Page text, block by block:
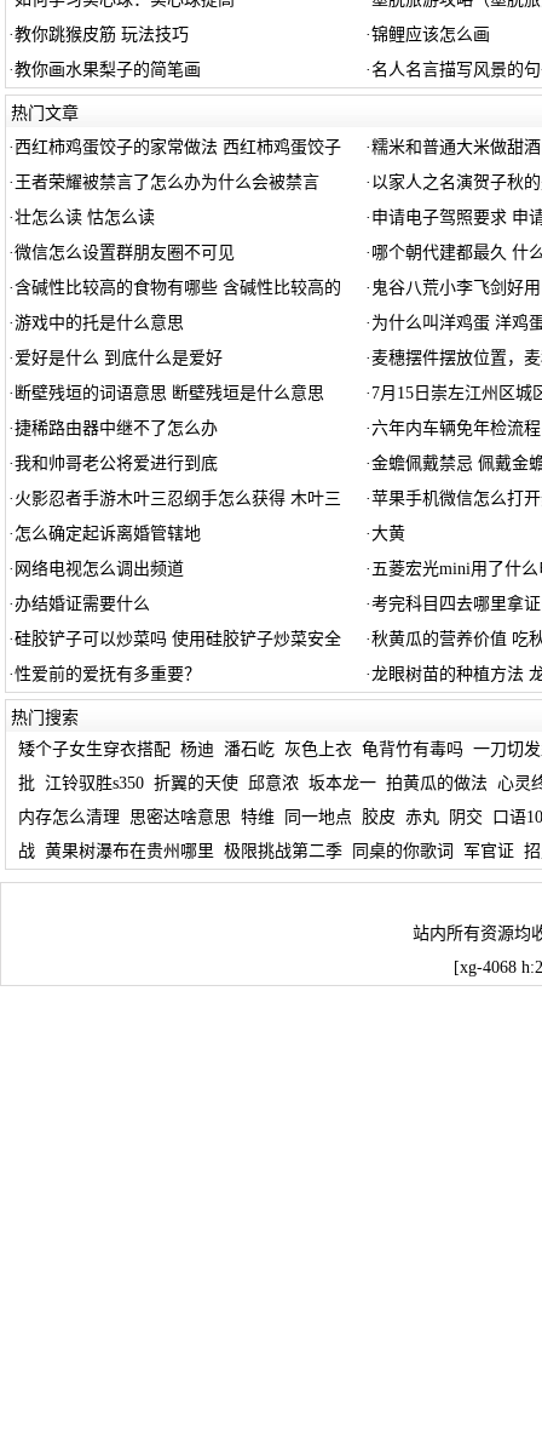
·教你跳猴皮筋 玩法技巧 ·锦鲤应该怎么画
·教你画水果梨子的简笔画 · 名人名言描写风景的
热门文章
· 西红柿鸡蛋饺子的家常做法 西红柿鸡蛋饺子 ·糯米和普通大米做甜
· 王者荣耀被禁言了怎么办为什么会被禁言 · 以家人之名演贺子秋
·壮怎么读 怙怎么读 · 申请电子驾照要求 申
·微信怎么设置群朋友圈不可见 · 哪个朝代建都最久 什
·含碱性比较高的食物有哪些 含碱性比较高的 · 鬼谷八荒小李飞剑好
·游戏中的托是什么意思 · 为什么叫洋鸡蛋 洋鸡
· 爱好是什么 到底什么是爱好 ·麦穗摆件摆放位置，
· 断壁残垣的词语意思 断壁残垣是什么意思 · 7月15日崇左江州区城
·捷稀路由器中继不了怎么办 ·六年内车辆免年检流
·我和帅哥老公将爱进行到底 ·金蟾佩戴禁忌 佩戴金
· 火影忍者手游木叶三忍纲手怎么获得 木叶三 ·苹果手机微信怎么打
· 怎么确定起诉离婚管辖地 ·大黄
· 网络电视怎么调出频道 · 五菱宏光mini用了什么
·办结婚证需要什么 ·考完科目四去哪里拿证
·硅胶铲子可以炒菜吗 使用硅胶铲子炒菜安全 ·秋黄瓜的营养价值 吃
·性爱前的爱抚有多重要？ ·龙眼树苗的种植方法
热门搜索
矮个子女生穿衣搭配 杨迪 潘石屹 灰色上衣 龟背竹有毒吗 一刀切
批 江铃驭胜s350 折翼的天使 邱意浓 坂本龙一 拍黄瓜的做法 心灵
内存怎么清理
思密达啥意思 特维 同一地点 胶皮 赤丸 阴交
口语
战 黄果树瀑布在贵州哪里 极限挑战第二季 同桌的你歌词 军官证
站内所有资源均
[xg-4068